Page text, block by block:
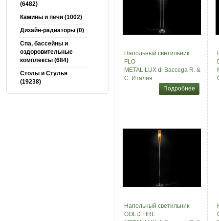
(6482)
Камины и печи (1002)
Дизайн-радиаторы (0)
Спа, бассейны и
оздоровительные
комплексы (684)
Столы и Cтулья
(19238)
Напольный светильник
FLO
METAL LUX di Baccega R. &
C. Италия
Подробнее
Напольный светильник
GOLD FIRE